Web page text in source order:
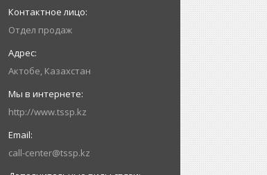
Отдел продаж
Актобе, Казахстан
http://www.tssp.kz
call-center@tssp.kz